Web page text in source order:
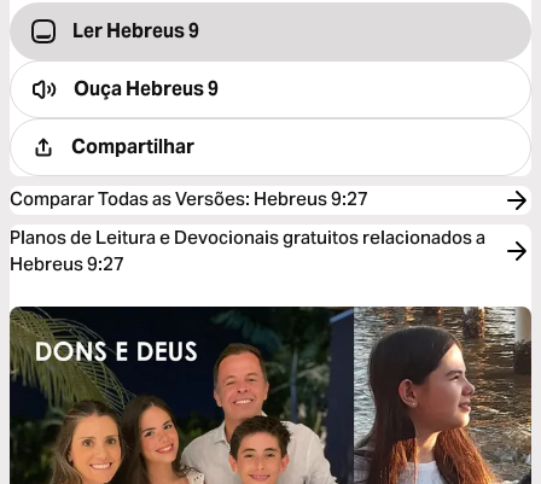
Ler Hebreus 9
OuçaHebreus 9
Compartilhar
Comparar Todas as Versões: Hebreus 9:27
Planos de Leitura e Devocionais gratuitos relacionados a
Hebreus 9:27